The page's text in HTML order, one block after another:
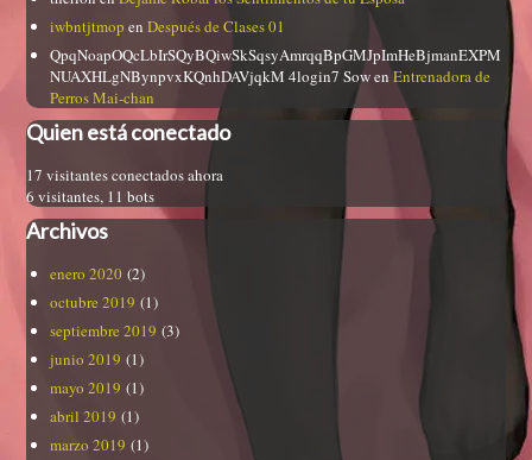
iwbntjtmop enDespués de Clases 01
QpqNoapOQcLbIrSQyBQiwSkSqsyAmrqqBpGMJpImHeBjmanEXPM
NUAXHLgNBynpvxKQnhDAVjqkM 4login7 SowenEntrenadora de
Perros Mai-chan
Quien está conectado
17 visitantes conectados ahora
6 visitantes, 11 bots
Archivos
enero 2020 (2)
octubre 2019 (1)
septiembre 2019 (3)
junio 2019 (1)
mayo 2019 (1)
abril 2019 (1)
marzo 2019 (1)